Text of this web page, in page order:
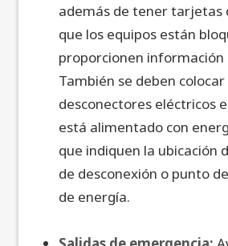
además de tener tarjetas
que los equipos están
proporcionen información
También se deben
desconectores eléctricos
está alimentado con
que indiquen la ubicación
de desconexión o punto
de energía.